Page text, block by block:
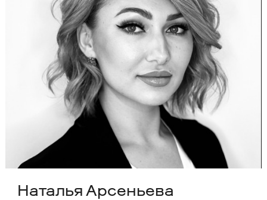
Наталья Арсеньева